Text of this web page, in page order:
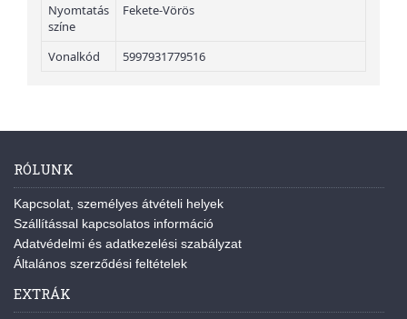
Nyomtatás
színe
Fekete-Vörös
Vonalkód 5997931779516
RÓLUNK
Kapcsolat, személyes átvételi helyek
Szállítással kapcsolatos információ
Adatvédelmi és adatkezelési szabályzat
Általános szerződési feltételek
EXTRÁK